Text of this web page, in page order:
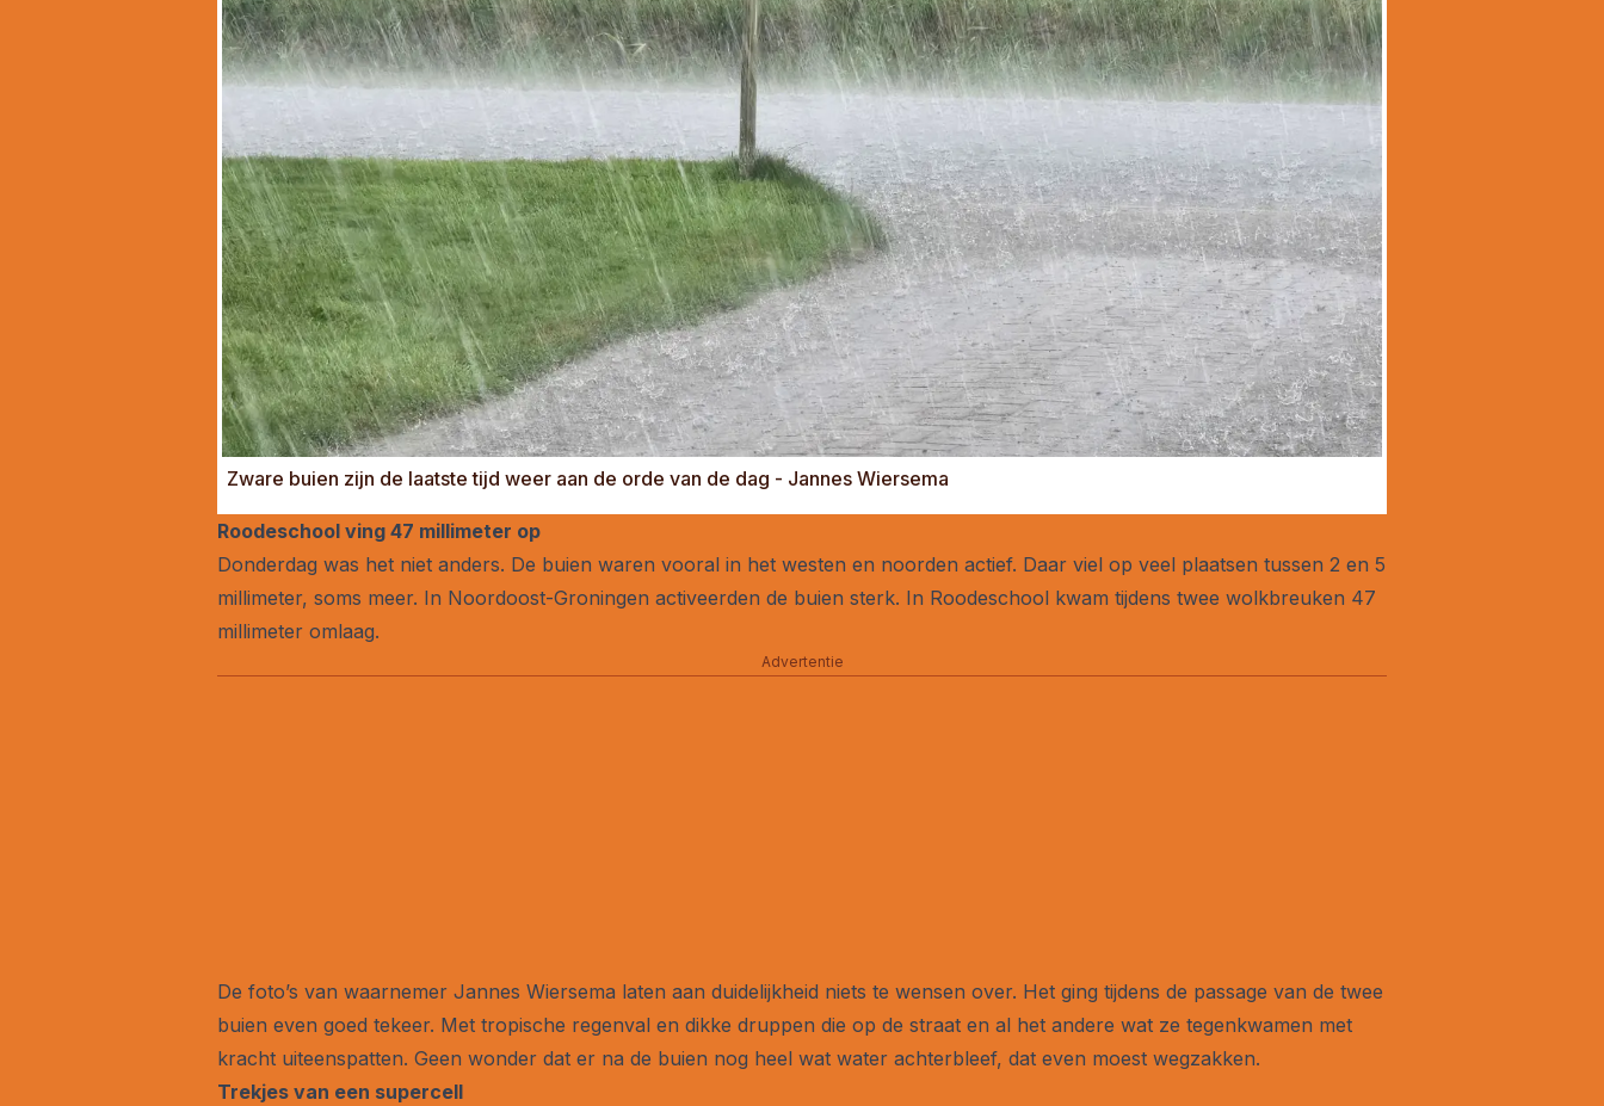
Zware buien zijn de laatste tijd weer aan de orde van de dag - Jannes Wiersema
Roodeschool ving 47 millimeter op
Donderdag was het niet anders. De buien waren vooral in het westen en noorden actief. Daar viel op veel plaatsen tussen 2 en 5
millimeter, soms meer. In Noordoost-Groningen activeerden de buien sterk. In Roodeschool kwam tijdens twee wolkbreuken 47
millimeter omlaag.
Advertentie
De foto’s van waarnemer Jannes Wiersema laten aan duidelijkheid niets te wensen over. Het ging tijdens de passage van de twee
buien even goed tekeer. Met tropische regenval en dikke druppen die op de straat en al het andere wat ze tegenkwamen met
kracht uiteenspatten. Geen wonder dat er na de buien nog heel wat water achterbleef, dat even moest wegzakken.
Trekjes van een supercell